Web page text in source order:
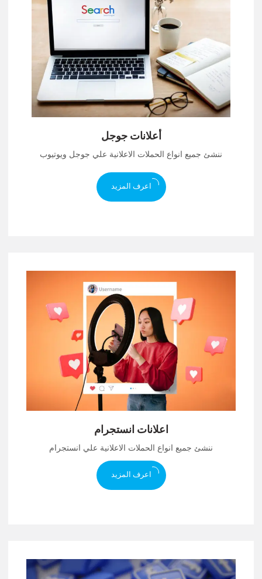
أعلانات جوجل
ننشئ جميع انواع الحملات الاعلانية علي جوجل ويوتيوب
اعرف المزيد
اعلانات انستجرام
ننشئ جميع انواع الحملات الاعلانية علي انستجرام
اعرف المزيد